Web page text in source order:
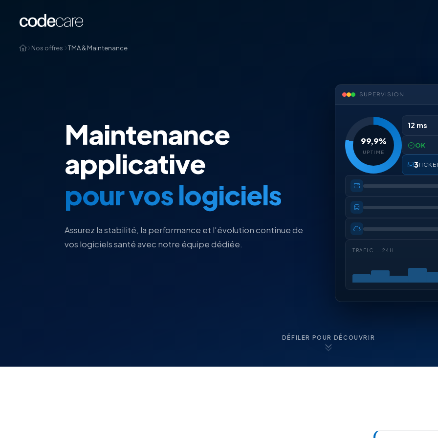
Nos offres TMA & Maintenance
Maintenance
applicative
pour vos logiciels
Assurez la stabilité, la performance et l'évolution continue de
vos logiciels santé avec notre équipe dédiée.
SUPERVISION
99,9%
UPTIME
12 ms
OK
3
TRAFIC — 24H
DÉFILER POUR DÉCOUVRIR